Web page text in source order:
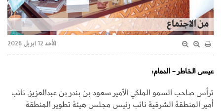
من الاجتماع
الأحد 12 ابريل 2026
عيسى الخاطر - الدمام:
ترأس صاحب السمو الملكي الأمير سعود بن بندر بن عبدالعزيز، نائب
أمير المنطقة الشرقية نائب رئيس مجلس هيئة تطوير المنطقة